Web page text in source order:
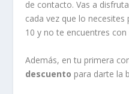
de contacto. Vas a
cada vez que lo
10 y no te encuentres
Además, en tu primera
descuento para darte la